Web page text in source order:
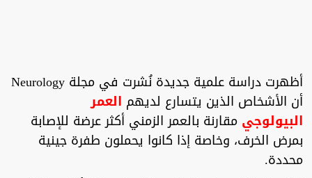
أظهرت دراسة علمية جديدة نُشرت في مجلة Neurology
أن الأشخاص الذين يتسارع لديهم العمر
البيولوجي مقارنة بالعمر الزمني أكثر عرضة للإصابة
بمرض الخرف، وخاصة إذا كانوا يحملون طفرة جينية
محددة.